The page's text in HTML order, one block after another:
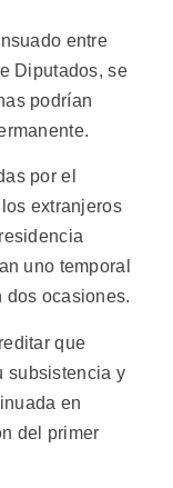
entre
Diputados, se
podrían
por el
extranjeros
uno temporal
dos ocasiones.
que
subsistencia y
en
del primer